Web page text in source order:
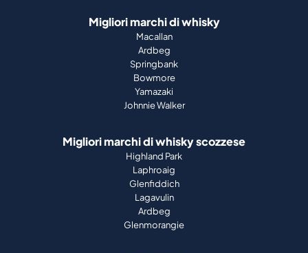
Migliori marchi di whisky
Macallan
Ardbeg
Springbank
Bowmore
Yamazaki
Johnnie Walker
Migliori marchi di whisky scozzese
Highland Park
Laphroaig
Glenfiddich
Lagavulin
Ardbeg
Glenmorangie